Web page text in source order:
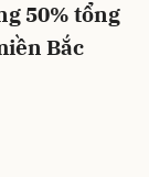
50% tổng
Bắc
Hủy